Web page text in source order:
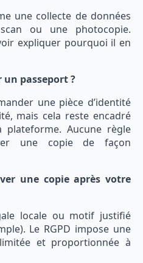
une collecte de données
ou une photocopie.
expliquer pourquoi il en
passeport ?
une pièce d’identité
mais cela reste encadré
Aucune règle
une copie de façon
une copie après votre
locale ou motif justifié
Le RGPD impose une
et proportionnée à